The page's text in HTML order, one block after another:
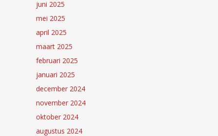
juni 2025
mei 2025
april 2025
maart 2025
februari 2025
januari 2025
december 2024
november 2024
oktober 2024
augustus 2024